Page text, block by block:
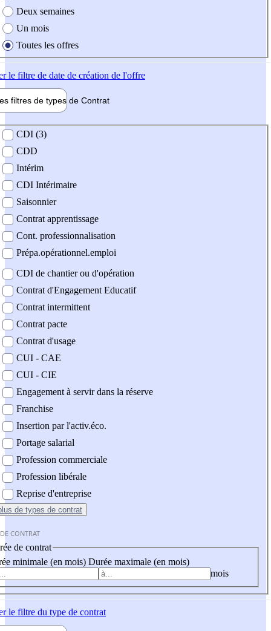
Deux semaines
Un mois
Toutes les offres
le filtre de date de création de l'offre
filtres de types de Contrat
contrat
CDI (3)
CDD
Intérim
CDI Intérimaire
Saisonnier
Contrat apprentissage
Cont. professionnalisation
Prépa.opérationnel.emploi
CDI de chantier ou d'opération
Contrat d'Engagement Educatif
Contrat intermittent
Contrat pacte
Contrat d'usage
CUI - CAE
CUI - CIE
Engagement à servir dans la réserve
Franchise
Insertion par l'activ.éco.
Portage salarial
Profession commerciale
Profession libérale
Reprise d'entreprise
de types de contrat
CONTRAT
de contrat
minimale (en mois) Durée maximale (en mois)
mois
le filtre du type de contrat